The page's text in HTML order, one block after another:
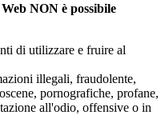
NON è possibile
di utilizzare e fruire al
illegali, fraudolente,
pornografiche, profane,
all'odio, offensive o in